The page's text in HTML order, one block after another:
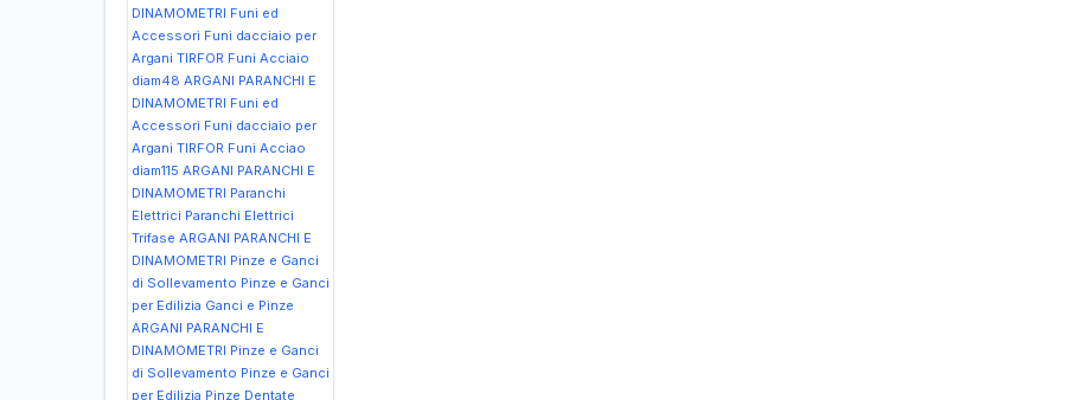
DINAMOMETRI Funi ed
Accessori Funi dacciaio per
Argani TIRFOR Funi Acciaio
diam48 ARGANI PARANCHI E
DINAMOMETRI Funi ed
Accessori Funi dacciaio per
Argani TIRFOR Funi Acciao
diam115 ARGANI PARANCHI E
DINAMOMETRI Paranchi
Elettrici Paranchi Elettrici
Trifase ARGANI PARANCHI E
DINAMOMETRI Pinze e Ganci
di Sollevamento Pinze e Ganci
per Edilizia Ganci e Pinze
ARGANI PARANCHI E
DINAMOMETRI Pinze e Ganci
di Sollevamento Pinze e Ganci
per Edilizia Pinze Dentate